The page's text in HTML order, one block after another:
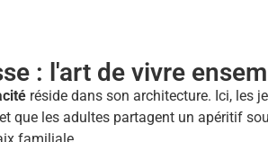
: l'art de vivre
réside dans son architecture. Ici, les
que les adultes partagent un apéritif
familiale.